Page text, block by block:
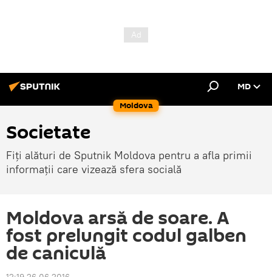
Moldova
MD
Societate
Fiți alături de Sputnik Moldova pentru a afla primii
informații care vizează sfera socială
Moldova arsă de soare. A
fost prelungit codul galben
de caniculă